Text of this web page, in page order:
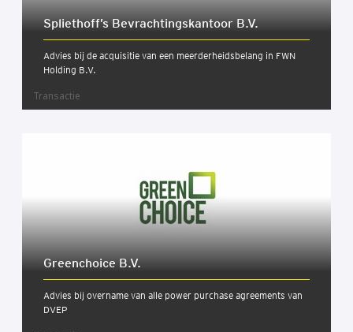
Spliethoff’s Bevrach­tings­kan­toor B.V.
Advies bij de acquisitie van een meerderheidsbelang in FWN
Holding B.V.
Transactie
Green­choi­ce B.V.
Advies bij overname van alle power purchase agreements van
DVEP